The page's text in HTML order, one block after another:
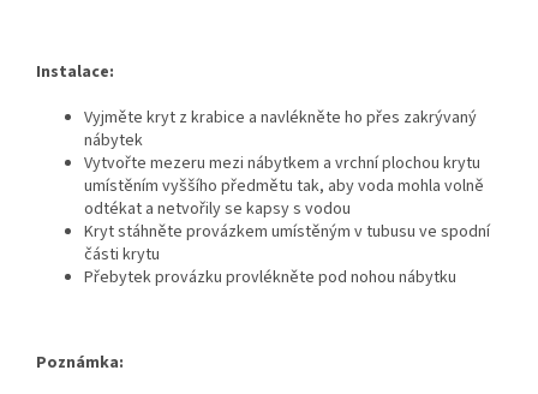
Instalace:
Vyjměte kryt z krabice a navlékněte ho přes zakrývaný
nábytek
Vytvořte mezeru mezi nábytkem a vrchní plochou krytu
umístěním vyššího předmětu tak, aby voda mohla volně
odtékat a netvořily se kapsy s vodou
Kryt stáhněte provázkem umístěným v tubusu ve spodní
části krytu
Přebytek provázku provlékněte pod nohou nábytku
Poznámka: